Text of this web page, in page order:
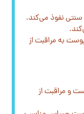
سنتی نفوذ می‌کند.
به مراقبت از
و مراقبت از